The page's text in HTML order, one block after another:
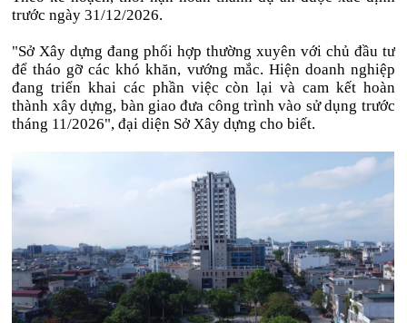
trước ngày 31/12/2026.
"Sở Xây dựng đang phối hợp thường xuyên với chủ đầu tư
để tháo gỡ các khó khăn, vướng mắc. Hiện doanh nghiệp
đang triển khai các phần việc còn lại và cam kết hoàn
thành xây dựng, bàn giao đưa công trình vào sử dụng trước
tháng 11/2026", đại diện Sở Xây dựng cho biết.